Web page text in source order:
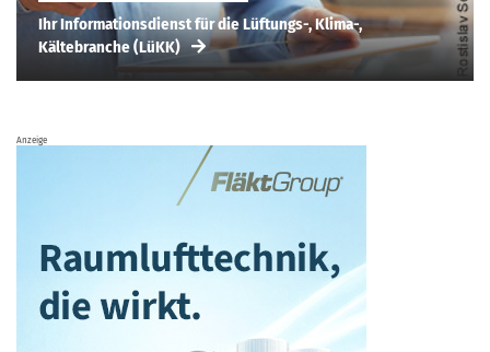
Ihr Informationsdienst für die Lüftungs-, Klima-,
Kältebranche (LüKK)
Anzeige